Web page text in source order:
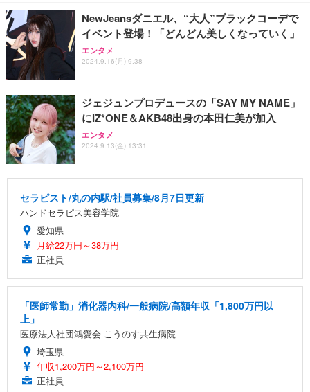
NewJeansダニエル、“大人”ブラックコーデで
イベント登場！「どんどん美しくなっていく」
エンタメ
2024.9.16(月) 9:38
ジェジュンプロデュースの「SAY MY NAME」
にIZ*ONE＆AKB48出身の本田仁美が加入
エンタメ
2024.9.13(金) 13:31
セラピスト/丸の内駅/社員募集/8月7日更新
ハンドセラピス美容学院
愛知県
月給22万円～38万円
正社員
「医師常勤」消化器内科/一般病院/高額年収「1,800万円以
上」
医療法人社団鴻愛会 こうのす共生病院
埼玉県
年収1,200万円～2,100万円
正社員